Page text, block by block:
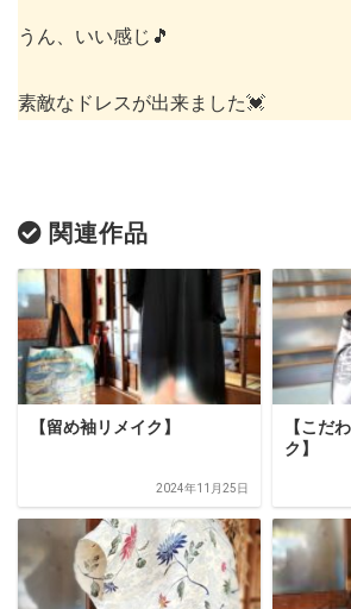
うん、いい感じ🎵
素敵なドレスが出来ました💓
関連作品
【留め袖リメイク】
2024年11月25日
【こだ
ク】